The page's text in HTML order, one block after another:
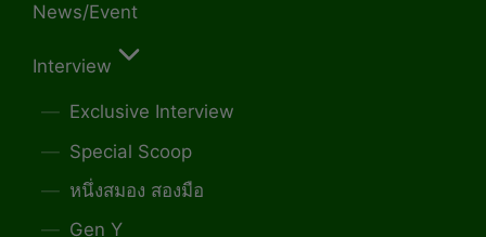
News/Event
Interview
Exclusive Interview
Special Scoop
หนึ่งสมอง สองมือ
Gen Y